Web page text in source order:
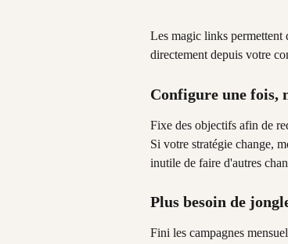
Les magic links permettent
directement depuis votre
Configure une fois,
Fixe des objectifs afin de
Si votre stratégie change,
inutile de faire d'autres
Plus besoin de
Fini les campagnes